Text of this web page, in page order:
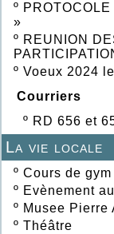
º
»
º REUNION
º Voeux 2024
Courriers
º RD 656 et
La vie locale
º Cours de gym
º Evènement
º Musee Pierre
º Théâtre